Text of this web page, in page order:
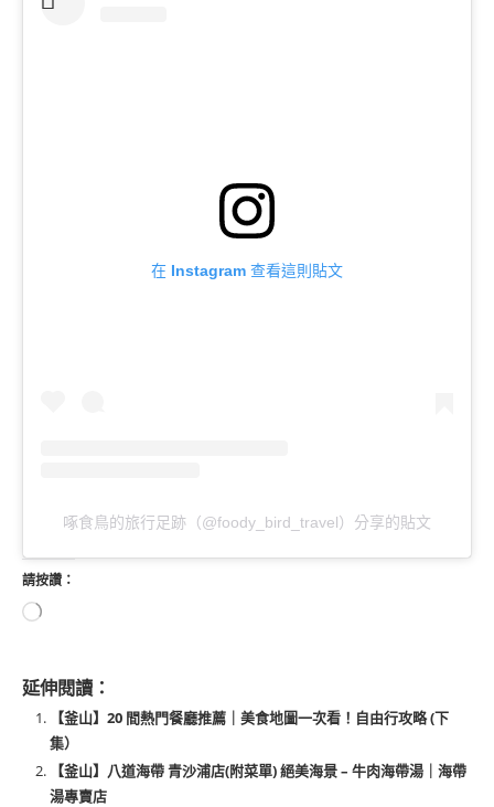
在 Instagram 查看這則貼文
啄食鳥的旅行足跡（@foody_bird_travel）分享的貼文
請按讚：
延伸閱讀：
【釜山】20 間熱門餐廳推薦｜美食地圖一次看！自由行攻略 (下
集）
【釜山】八道海帶 青沙浦店(附菜單) 絕美海景 – 牛肉海帶湯｜海帶
湯專賣店